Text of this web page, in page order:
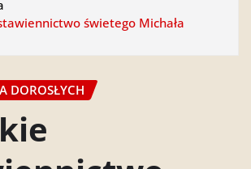
świetego Michała
DOROSŁYCH